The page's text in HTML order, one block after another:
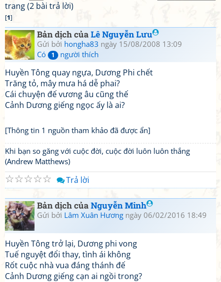
trang (2 bài trả lời)
[1]
Bản dịch củaLê Nguyễn Lưu
Gửi bởi hongha83 ngày 15/08/2008 13:09
Có
1 người thích
Huyền Tông quay ngựa, Dương Phi chết
Trăng tỏ, mây mưa há dễ phai?
Cái chuyện đế vương âu cũng thế
Cảnh Dương giếng ngọc ấy là ai?
[Thông tin 1 nguồn tham khảo đã được ẩn]
Khi bạn so găng với cuộc đời, cuộc đời luôn luôn thắng
(Andrew Matthews)
☆
☆
☆
☆
☆ Trả lời
Bản dịch củaNguyễn Minh
Gửi bởi Lâm Xuân Hương ngày 06/02/2016 18:49
Huyền Tông trở lại, Dương phi vong
Tuế nguyệt đổi thay, tình ái không
Rốt cuộc nhà vua đáng thánh đế
Cảnh Dương giếng cạn ai ngồi trong?